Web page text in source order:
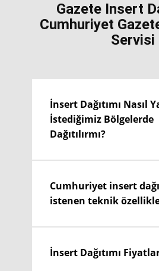
Gazete Insert
Cumhuriyet
Servisi
İnsert Dağıtımı Nasıl
İstediğimiz Bölgelerde
Dağıtılırmı?
Cumhuriyet insert
istenen teknik
İnsert Dağıtımı